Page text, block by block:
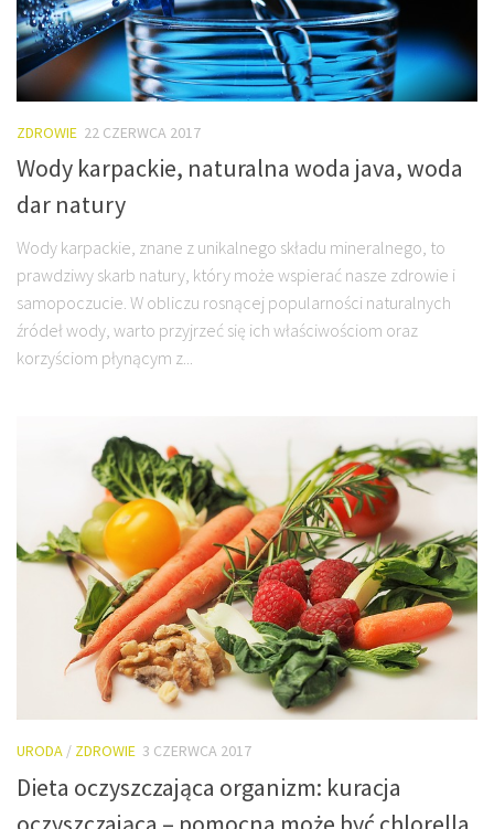
ZDROWIE 22 CZERWCA 2017
Wody karpackie, naturalna woda java, woda
dar natury
Wody karpackie, znane z unikalnego składu mineralnego, to
prawdziwy skarb natury, który może wspierać nasze zdrowie i
samopoczucie. W obliczu rosnącej popularności naturalnych
źródeł wody, warto przyjrzeć się ich właściwościom oraz
korzyściom płynącym z...
URODA / ZDROWIE 3 CZERWCA 2017
Dieta oczyszczająca organizm: kuracja